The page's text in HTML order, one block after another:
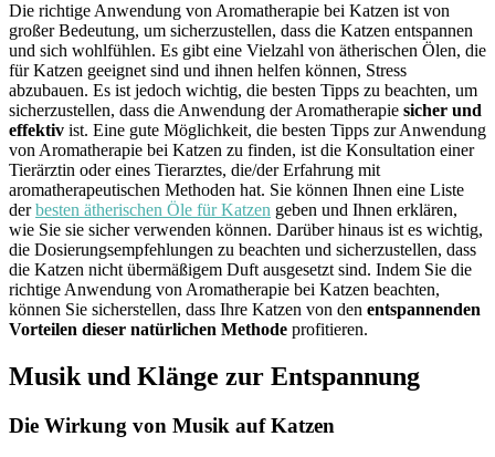
Die richtige Anwendung von Aromatherapie bei Katzen ist von
großer Bedeutung, um sicherzustellen, dass die Katzen entspannen
und sich wohlfühlen. Es gibt eine Vielzahl von ätherischen Ölen, die
für Katzen geeignet sind und ihnen helfen können, Stress
abzubauen. Es ist jedoch wichtig, die besten Tipps zu beachten, um
sicherzustellen, dass die Anwendung der Aromatherapie sicher und
effektiv ist. Eine gute Möglichkeit, die besten Tipps zur Anwendung
von Aromatherapie bei Katzen zu finden, ist die Konsultation einer
Tierärztin oder eines Tierarztes, die/der Erfahrung mit
aromatherapeutischen Methoden hat. Sie können Ihnen eine Liste
derbesten ätherischen Öle für Katzen geben und Ihnen erklären,
wie Sie sie sicher verwenden können. Darüber hinaus ist es wichtig,
die Dosierungsempfehlungen zu beachten und sicherzustellen, dass
die Katzen nicht übermäßigem Duft ausgesetzt sind. Indem Sie die
richtige Anwendung von Aromatherapie bei Katzen beachten,
können Sie sicherstellen, dass Ihre Katzen von den entspannenden
Vorteilen dieser natürlichen Methode profitieren.
Musik und Klänge zur Entspannung
Die Wirkung von Musik auf Katzen